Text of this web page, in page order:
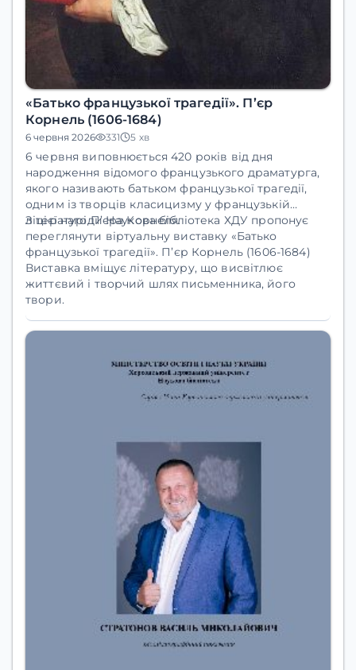
«Батько французької трагедії». П’єр
Корнель (1606-1684)
6 червня 2026 331 5 хв
6 червня виповнюється 420 років від дня
народження відомого французького драматурга,
якого називають батьком французької трагедії,
одним із творців класицизму у французькій
літературі П’єра Корнеля.
З цієї нагоди Наукова бібліотека ХДУ пропонує
переглянути віртуальну виставку «Батько
французької трагедії». П’єр Корнель (1606-1684)
Виставка вміщує літературу, що висвітлює
життєвий і творчий шлях письменника, його
твори.